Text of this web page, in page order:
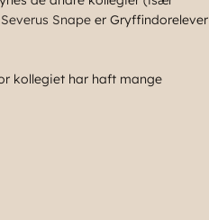
Severus Snape er Gryffindorelever
kollegiet har haft mange